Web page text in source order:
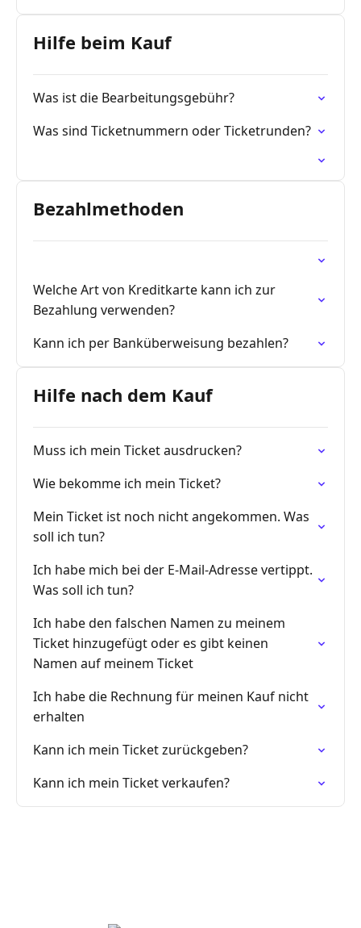
Hilfe beim Kauf
Was ist die Bearbeitungsgebühr?
Was sind Ticketnummern oder Ticketrunden?
Bezahlmethoden
Welche Art von Kreditkarte kann ich zur
Bezahlung verwenden?
Kann ich per Banküberweisung bezahlen?
Hilfe nach dem Kauf
Muss ich mein Ticket ausdrucken?
Wie bekomme ich mein Ticket?
Mein Ticket ist noch nicht angekommen. Was
soll ich tun?
Ich habe mich bei der E-Mail-Adresse vertippt.
Was soll ich tun?
Ich habe den falschen Namen zu meinem
Ticket hinzugefügt oder es gibt keinen
Namen auf meinem Ticket
Ich habe die Rechnung für meinen Kauf nicht
erhalten
Kann ich mein Ticket zurückgeben?
Kann ich mein Ticket verkaufen?